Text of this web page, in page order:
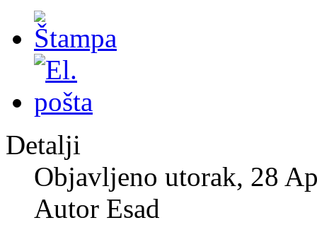
Detalji
Objavljeno utorak, 28
Autor Esad